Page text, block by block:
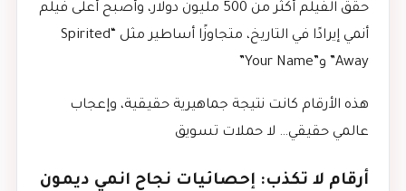
حقق الفيلم أكثر من 500 مليون دولار، وأصبح أعلى فيلم
أنمي إيرادًا في التاريخ، متجاوزًا أساطير مثل “Spirited
Away” و”Your Name”
هذه الأرقام كانت نتيجة جماهيرية حقيقية، وإعجاب
عالمي حقيقي… لا حملات تسويق
أرقام لا تكذب: إحصائيات نجاح انمي ديمون